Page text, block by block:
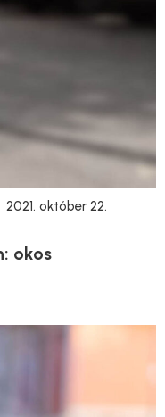
2021. október 22.
okos